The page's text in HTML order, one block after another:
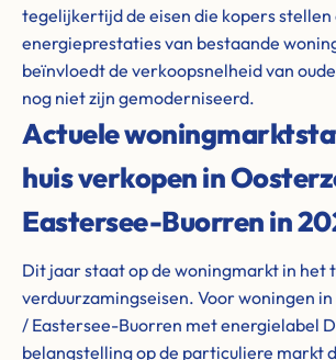
tegelijkertijd de eisen die kopers stellen
energieprestaties van bestaande
beïnvloedt de verkoopsnelheid van
nog niet zijn gemoderniseerd.
Actuele
huis verkopen in
Eastersee-Buorren in
Dit jaar staat op de woningmarkt in het
verduurzamingseisen. Voor woningen
/ Eastersee-Buorren met energielabel
belangstelling op de particuliere markt